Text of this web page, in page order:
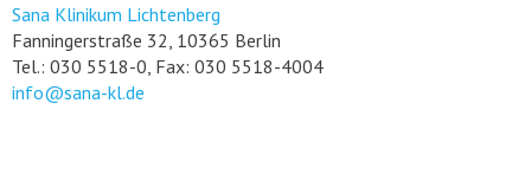
Sana Klinikum Lichtenberg
Fanningerstraße 32, 10365 Berlin
Tel.: 030 5518-0, Fax: 030 5518-4004
info@sana-kl.de